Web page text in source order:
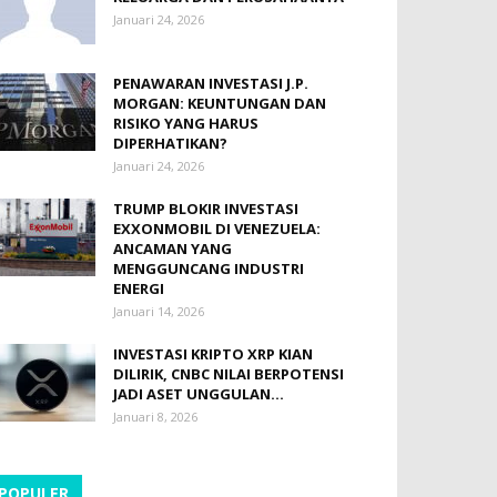
Januari 24, 2026
PENAWARAN INVESTASI J.P.
MORGAN: KEUNTUNGAN DAN
RISIKO YANG HARUS
DIPERHATIKAN?
Januari 24, 2026
TRUMP BLOKIR INVESTASI
EXXONMOBIL DI VENEZUELA:
ANCAMAN YANG
MENGGUNCANG INDUSTRI
ENERGI
Januari 14, 2026
INVESTASI KRIPTO XRP KIAN
DILIRIK, CNBC NILAI BERPOTENSI
JADI ASET UNGGULAN...
Januari 8, 2026